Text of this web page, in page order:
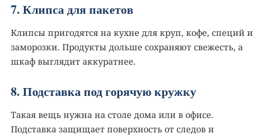
7. Клипса для пакетов️
Клипсы пригодятся на кухне для круп, кофе, специй и
заморозки. Продукты дольше сохраняют свежесть, а
шкаф выглядит аккуратнее.
8. Подставка под горячую кружку
Такая вещь нужна на столе дома или в офисе.
Подставка защищает поверхность от следов и